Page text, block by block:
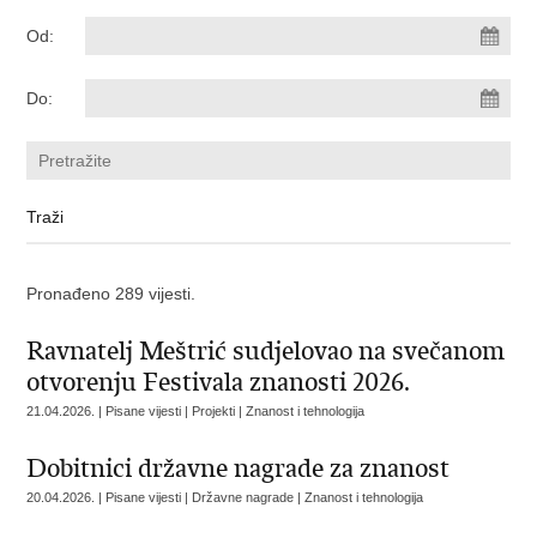
Od:
Do:
Pronađeno 289 vijesti.
Ravnatelj Meštrić sudjelovao na svečanom
otvorenju Festivala znanosti 2026.
21.04.2026. | Pisane vijesti | Projekti | Znanost i tehnologija
Dobitnici državne nagrade za znanost
20.04.2026. | Pisane vijesti | Državne nagrade | Znanost i tehnologija